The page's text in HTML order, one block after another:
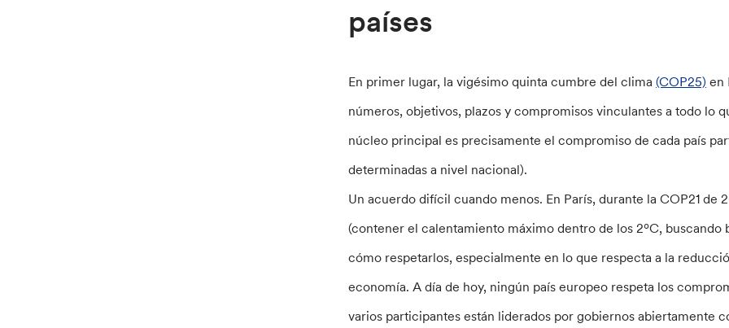
países
En primer lugar, la vigésimo quinta cumbre del clima(COP25) en
números, objetivos, plazos y compromisos vinculantes a todo lo
núcleo principal es precisamente el compromiso de cada país
determinadas a nivel nacional).
Un acuerdo difícil cuando menos. En París, durante la COP21 de
(contener el calentamiento máximo dentro de los 2ºC, buscando
cómo respetarlos, especialmente en lo que respecta a la
economía. A día de hoy, ningún país europeo respeta los
varios participantes están liderados por gobiernos abiertamente